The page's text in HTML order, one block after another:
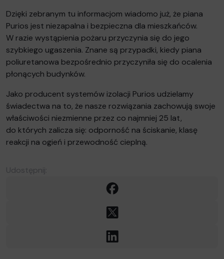
Dzięki zebranym tu informacjom wiadomo już, że piana
Purios jest niezapalna i bezpieczna dla mieszkańców.
W razie wystąpienia pożaru przyczynia się do jego
szybkiego ugaszenia. Znane są przypadki, kiedy piana
poliuretanowa bezpośrednio przyczyniła się do ocalenia
płonących budynków.
Jako producent systemów izolacji Purios udzielamy
świadectwa na to, że nasze rozwiązania zachowują swoje
właściwości niezmienne przez co najmniej 25 lat,
do których zalicza się: odporność na ściskanie, klasę
reakcji na ogień i przewodność cieplną.
Udostępnij:
Facebook
X
LinkedIn